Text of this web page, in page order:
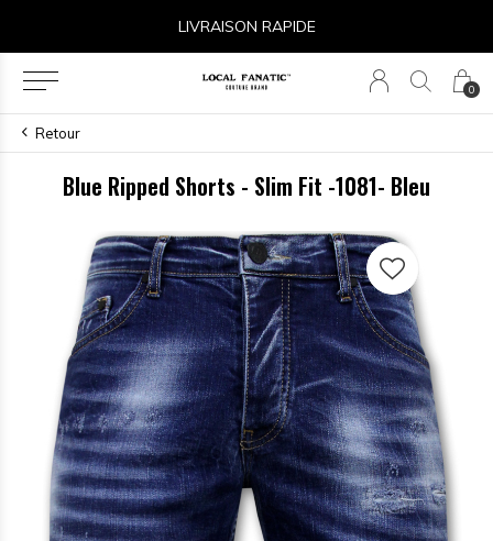
0
LIVRAISON RAPIDE
Retour
Blue Ripped Shorts - Slim Fit -1081- Bleu